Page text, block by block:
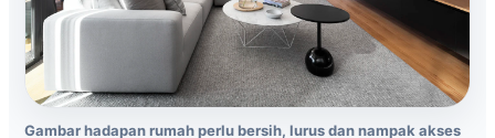
Gambar hadapan rumah perlu bersih, lurus dan nampak akses